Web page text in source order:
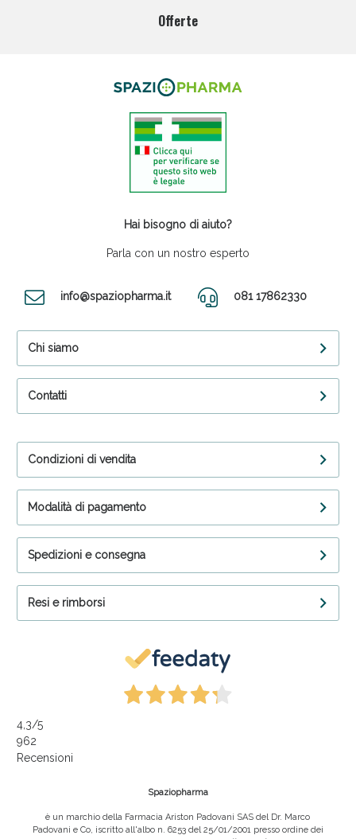
Offerte
Hai bisogno di aiuto?
Parla con un nostro esperto
info@spaziopharma.it 081 17862330
Chi siamo
Contatti
Condizioni di vendita
Modalità di pagamento
Spedizioni e consegna
Resi e rimborsi
4,3/5
962
Recensioni
Spaziopharma
è un marchio della Farmacia Ariston Padovani SAS del Dr. Marco
Padovani e Co, iscritto all'albo n. 6253 del 25/01/2001 presso ordine dei